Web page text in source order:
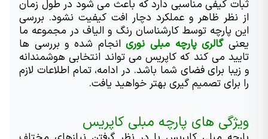
یعنی گالری پارچه مبلی نوری
را برای تصمیم گیری بهتر خواهید یافت.
ویژگی های پارچه مبلی کاپریس